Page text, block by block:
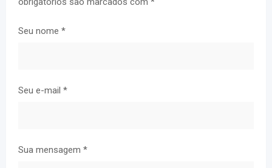
Seu nome *
Seu e-mail *
Sua mensagem *